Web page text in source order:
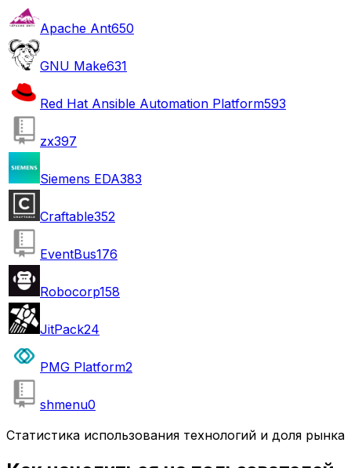
Apache Ant650
GNU Make631
Red Hat Ansible Automation Platform593
zx397
Siemens EDA383
Craftable352
EventBus176
Robocorp158
JitPack24
PMG Platform2
shmenu0
Статистика использования технологий и доля рынка